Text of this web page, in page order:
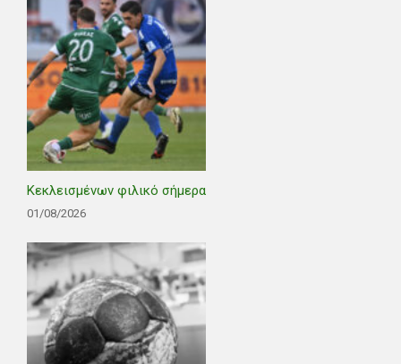
Κεκλεισμένων φιλικό σήμερα
01/08/2026